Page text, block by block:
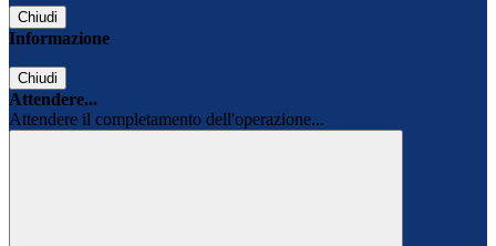
Chiudi
Informazione
Chiudi
Attendere...
Attendere il completamento dell'operazione...